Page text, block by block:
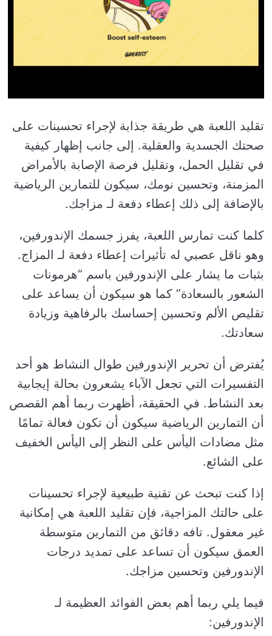
تقليد اللعبة هي طريقة جذابة لإجراء تحسينات على
صحتك الجسدية والعقلية. إلى جانب إظهار كيفية
في تقليل الحمل، وتقليل فرصة الإصابة بالأمراض
المزمنة، وتحسين نومك، سيكون للتمارين الرياضية
بالإضافة إلى ذلك إعطاء دفعة لـ مزاجك.
كلما كنت تمارس اللعبة، يفرز جسمك الإندورفين،
وهو ناقل عصبي له تأثيرات إعطاء دفعة لـ المزاج.
بثبات ما يشار على الإندورفين باسم “هرمونات
الشعور بالسعادة” كما هو سيكون أن يساعد على
تقليص الألم وتحسين إحساسك بالرفاهية وزيادة
سعادتك.
يُفترض أن تحرير الإندورفين طوال النشاط هو أحد
التفسيرات التي تجعل الآباء يشعرون بحالة إيجابية
بعد النشاط. في الحقيقة، أظهرت ربما أهم القصص
أن التمارين الرياضية سيكون أن تكون فعالة تمامًا
مثل مضادات اليأس على النظر إلى اليأس الخفيف
على الشائع.
إذا كنت تبحث عن تقنية طبيعية لإجراء تحسينات
على حالتك المزاجية، فإن تقليد اللعبة هي إمكانية
غير معقول. تافه دقائق من التمارين متوسطة
العمق سيكون أن تساعد على تمديد درجات
الإندورفين وتحسين مزاجك.
فيما يلي ربما أهم بعض الفوائد العظيمة لـ
الإندورفين: